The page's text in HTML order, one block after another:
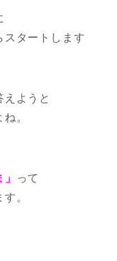
スタートします
ようと
。
って
。